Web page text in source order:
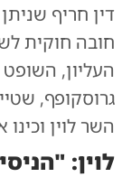
דין חריף
חובה חוקית
העליון,
גרוסקופף,
השר לוין
לוין: